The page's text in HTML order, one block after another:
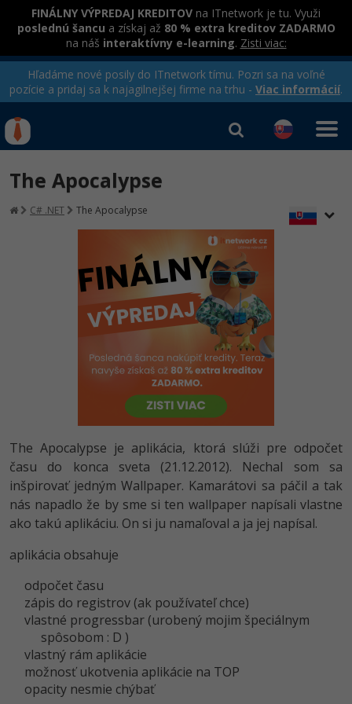
FINÁLNY VÝPREDAJ KREDITOV na ITnetwork je tu. Využi
poslednú šancu a získaj až 80 % extra kreditov ZADARMO
na náš interaktívny e-learning. Zisti viac:
Hľadáme nové posily do ITnetwork tímu. Pozri sa na voľné
pozície a pridaj sa k najagilnejšej firme na trhu - Viac informácií.
Rekvalifikačné kurzy
hradené úradom práce
IT e-learning
Kurzy programovania
Ako začať?
-80%
C# .NET -80%
Python -80%
JavaScript -80%
PHP -80%
C++ -80%
Swift -80%
Kotlin -80%
Céčko
VB.NET
SQL
-80%
Prihlásiť sa|Registrovať
The Apocalypse
C# .NET The Apocalypse
The Apocalypse je aplikácia, ktorá slúži pre odpočet
času do konca sveta (21.12.2012). Nechal som sa
inšpirovať jedným Wallpaper. Kamarátovi sa páčil a tak
nás napadlo že by sme si ten wallpaper napísali vlastne
ako takú aplikáciu. On si ju namaľoval a ja jej napísal.
aplikácia obsahuje
odpočet času
zápis do registrov (ak používateľ chce)
vlastné progressbar (urobený mojim špeciálnym
spôsobom : D )
vlastný rám aplikácie
možnosť ukotvenia aplikácie na TOP
opacity nesmie chýbať